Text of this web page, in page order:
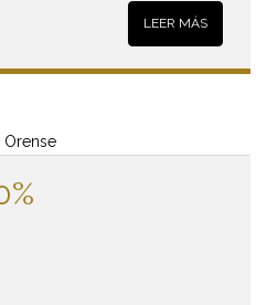
LEER MÁS